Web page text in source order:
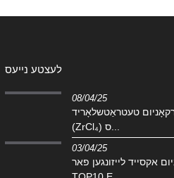
לעצטע נייעס
08/04/25
טעטראַטשלאָריד
03/04/25
אקסייד לייזונגען פאר